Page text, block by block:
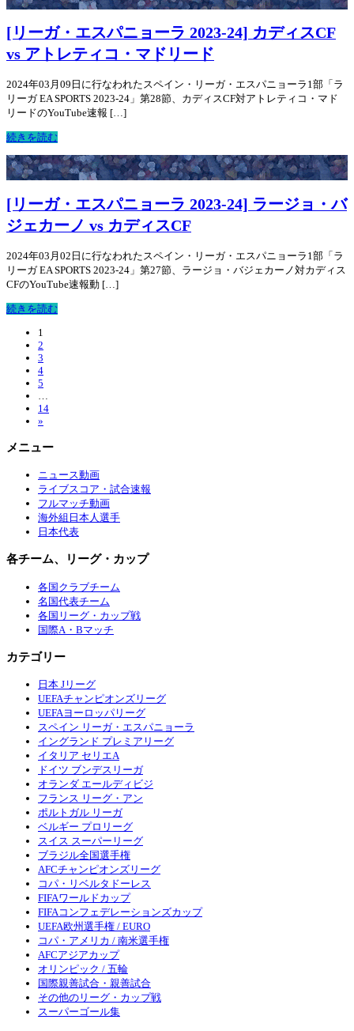
[リーガ・エスパニョーラ 2023-24] カディスCF
vs アトレティコ・マドリード
2024年03月09日に行なわれたスペイン・リーガ・エスパニョーラ1部「ラ
リーガ EA SPORTS 2023-24」第28節、カディスCF対アトレティコ・マド
リードのYouTube速報 […]
続きを読む
[リーガ・エスパニョーラ 2023-24] ラージョ・バ
ジェカーノ vs カディスCF
2024年03月02日に行なわれたスペイン・リーガ・エスパニョーラ1部「ラ
リーガ EA SPORTS 2023-24」第27節、ラージョ・バジェカーノ対カディス
CFのYouTube速報動 […]
続きを読む
1
2
3
4
5
14
»
メニュー
ニュース動画
ライブスコア・試合速報
フルマッチ動画
海外組日本人選手
日本代表
各チーム、リーグ・カップ
各国クラブチーム
名国代表チーム
各国リーグ・カップ戦
国際A・Bマッチ
カテゴリー
日本 Jリーグ
UEFAチャンピオンズリーグ
UEFAヨーロッパリーグ
スペイン リーガ・エスパニョーラ
イングランド プレミアリーグ
イタリア セリエA
ドイツ ブンデスリーガ
オランダ エールディビジ
フランス リーグ・アン
ポルトガル リーガ
ベルギー プロリーグ
スイス スーパーリーグ
ブラジル全国選手権
AFCチャンピオンズリーグ
コパ・リベルタドーレス
FIFAワールドカップ
FIFAコンフェデレーションズカップ
UEFA欧州選手権 / EURO
コパ・アメリカ / 南米選手権
AFCアジアカップ
オリンピック / 五輪
国際親善試合・親善試合
その他のリーグ・カップ戦
スーパーゴール集